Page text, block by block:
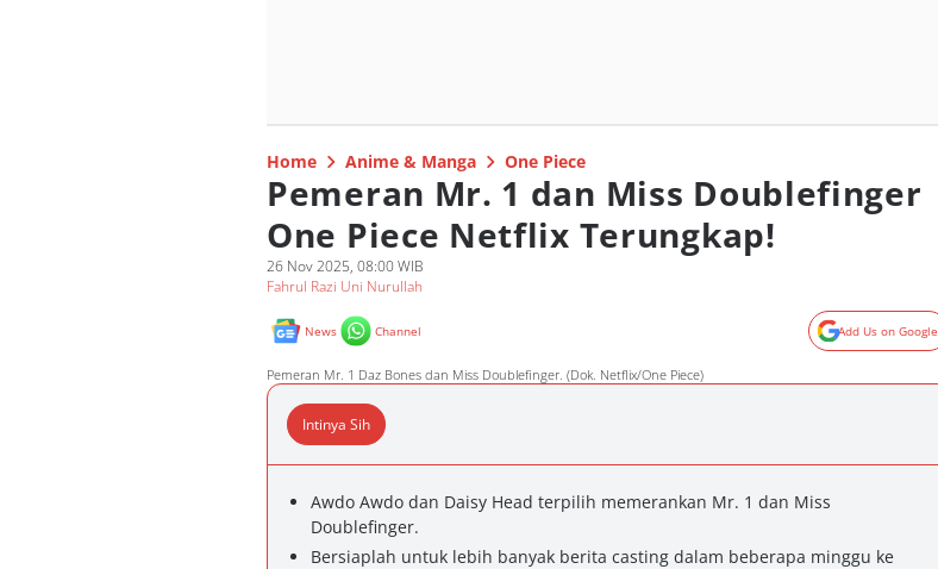
Home Anime & Manga One Piece
Pemeran Mr. 1 dan Miss Doublefinger
One Piece Netflix Terungkap!
26 Nov 2025, 08:00 WIB
Fahrul Razi Uni Nurullah
News Channel Add Us on Google
Pemeran Mr. 1 Daz Bones dan Miss Doublefinger. (Dok. Netflix/One Piece)
Intinya Sih
Awdo Awdo dan Daisy Head terpilih memerankan Mr. 1 dan Miss
Doublefinger.
Bersiaplah untuk lebih banyak berita casting dalam beberapa minggu ke